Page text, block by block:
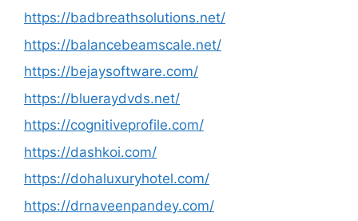
https://badbreathsolutions.net/
https://balancebeamscale.net/
https://bejaysoftware.com/
https://blueraydvds.net/
https://cognitiveprofile.com/
https://dashkoi.com/
https://dohaluxuryhotel.com/
https://drnaveenpandey.com/